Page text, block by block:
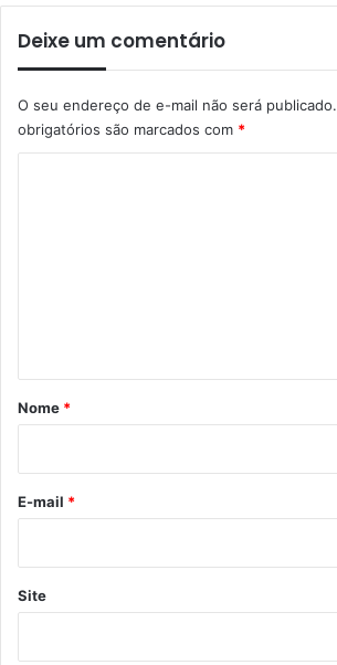
Deixe um comentário
O seu endereço de e-mail não será publicado.
obrigatórios são marcados com *
r
*
Nome *
E-mail *
Site